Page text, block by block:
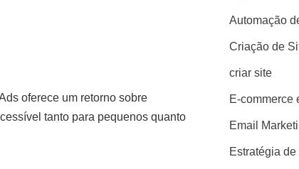
oferece um retorno sobre
tanto para pequenos quanto
Automação
Criação de
criar site
E-commerce
Email
Estratégia de